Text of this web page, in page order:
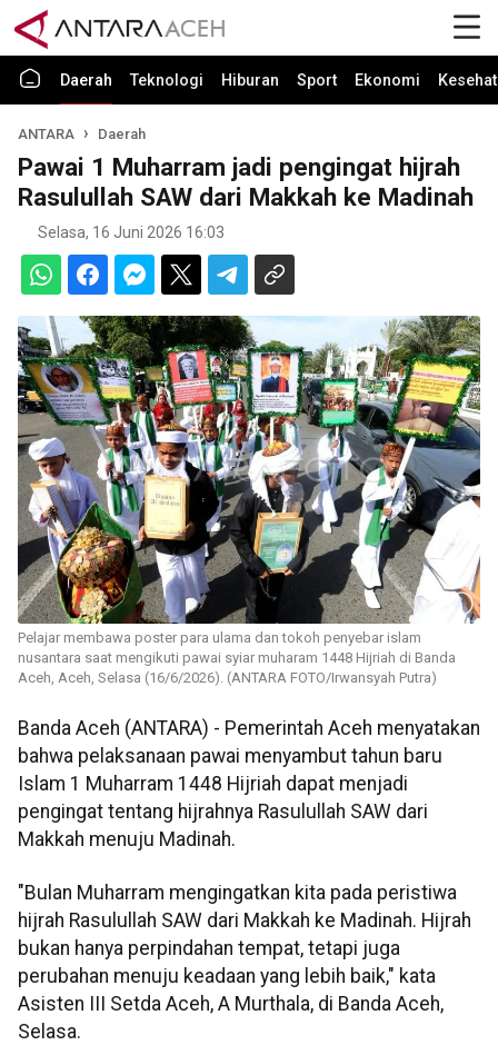
Daerah Teknologi Hiburan Sport Ekonomi
ANTARA Daerah
Pawai 1 Muharram jadi pengingat hijrah
Rasulullah SAW dari Makkah ke Madinah
Selasa, 16 Juni 2026 16:03
Pelajar membawa poster para ulama dan tokoh penyebar islam
nusantara saat mengikuti pawai syiar muharam 1448 Hijriah di Banda
Aceh, Aceh, Selasa (16/6/2026). (ANTARA FOTO/Irwansyah Putra)
Banda Aceh (ANTARA) - Pemerintah Aceh menyatakan
bahwa pelaksanaan pawai menyambut tahun baru
Islam 1 Muharram 1448 Hijriah dapat menjadi
pengingat tentang hijrahnya Rasulullah SAW dari
Makkah menuju Madinah.
"Bulan Muharram mengingatkan kita pada peristiwa
hijrah Rasulullah SAW dari Makkah ke Madinah. Hijrah
bukan hanya perpindahan tempat, tetapi juga
perubahan menuju keadaan yang lebih baik," kata
Asisten III Setda Aceh, A Murthala, di Banda Aceh,
Selasa.